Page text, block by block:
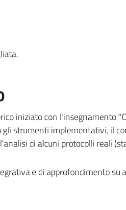
iniziato con l'insegnamento
strumenti implementativi, il
di alcuni protocolli reali
e di approfondimento su